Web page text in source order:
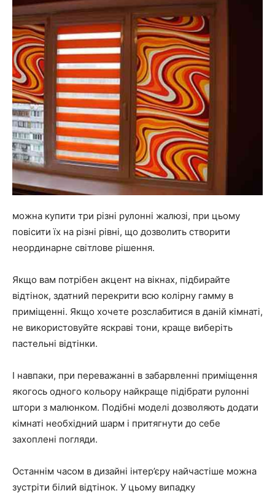
можна купити три різні рулонні жалюзі, при цьому
повісити їх на різні рівні, що дозволить створити
неординарне світлове рішення.
Якщо вам потрібен акцент на вікнах, підбирайте
відтінок, здатний перекрити всю колірну гамму в
приміщенні. Якщо хочете розслабитися в даній кімнаті,
не використовуйте яскраві тони, краще виберіть
пастельні відтінки.
І навпаки, при переважанні в забарвленні приміщення
якогось одного кольору найкраще підібрати рулонні
штори з малюнком. Подібні моделі дозволяють додати
кімнаті необхідний шарм і притягнути до себе
захоплені погляди.
Останнім часом в дизайні інтер’єру найчастіше можна
зустріти білий відтінок. У цьому випадку